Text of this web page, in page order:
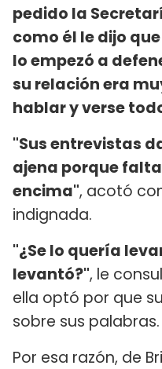
pedido la
como él le dijo
lo empezó a
su relación era
hablar y verse
"Sus entrevistas
ajena porque
encima", acotó
indignada.
"¿Se lo quería
levantó?", le
ella optó por que
sobre sus palabras.
Por esa razón, de